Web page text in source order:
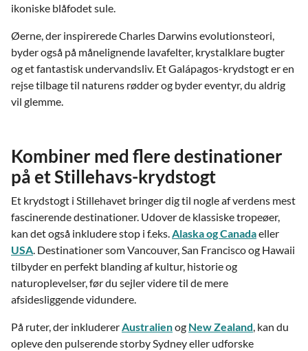
ikoniske blåfodet sule.
Øerne, der inspirerede Charles Darwins evolutionsteori,
byder også på månelignende lavafelter, krystalklare bugter
og et fantastisk undervandsliv. Et Galápagos-krydstogt er en
rejse tilbage til naturens rødder og byder eventyr, du aldrig
vil glemme.
Kombiner med flere destinationer
på et Stillehavs-krydstogt
Et krydstogt i Stillehavet bringer dig til nogle af verdens mest
fascinerende destinationer. Udover de klassiske tropeøer,
kan det også inkludere stop i f.eks. Alaska og Canadaeller
USA . Destinationer som Vancouver, San Francisco og Hawaii
tilbyder en perfekt blanding af kultur, historie og
naturoplevelser, før du sejler videre til de mere
afsidesliggende vidundere.
På ruter, der inkluderer Australienog New Zealand , kan du
opleve den pulserende storby Sydney eller udforske